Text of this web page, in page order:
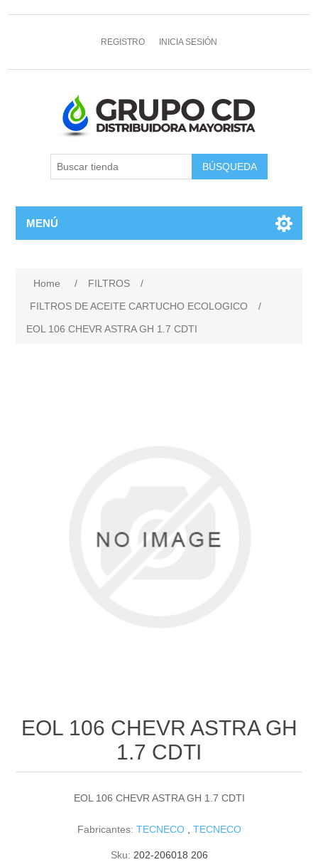
REGISTRO INICIA SESIÓN
MENÚ
Home / FILTROS
/
FILTROS DE ACEITE CARTUCHO ECOLOGICO
/
EOL 106 CHEVR ASTRA GH 1.7 CDTI
EOL 106 CHEVR ASTRA GH
1.7 CDTI
EOL 106 CHEVR ASTRA GH 1.7 CDTI
Fabricantes: TECNECO TECNECO
Sku: 202-206018 206